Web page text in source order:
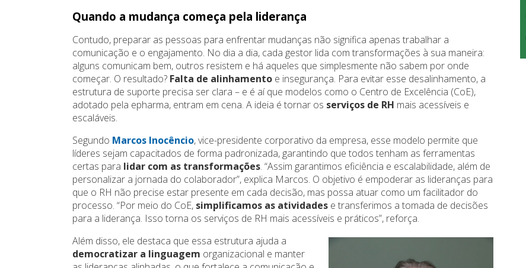
Quando a mudança começa pela liderança
Contudo, preparar as pessoas para enfrentar mudanças não significa apenas trabalhar a
comunicação e o engajamento. No dia a dia, cada gestor lida com transformações à sua maneira:
alguns comunicam bem, outros resistem e há aqueles que simplesmente não sabem por onde
começar. O resultado? Falta de alinhamento e insegurança. Para evitar esse desalinhamento, a
estrutura de suporte precisa ser clara – e é aí que modelos como o Centro de Excelência (CoE),
adotado pela epharma, entram em cena. A ideia é tornar os serviços de RH mais acessíveis e
escaláveis.
Segundo Marcos Inocêncio, vice-presidente corporativo da empresa, esse modelo permite que
líderes sejam capacitados de forma padronizada, garantindo que todos tenham as ferramentas
certas para lidar com as transformações. “Assim garantimos eficiência e escalabilidade, além de
personalizar a jornada do colaborador”, explica Marcos. O objetivo é empoderar as lideranças para
que o RH não precise estar presente em cada decisão, mas possa atuar como um facilitador do
processo. “Por meio do CoE, simplificamos as atividades e transferimos a tomada de decisões
para a liderança. Isso torna os serviços de RH mais acessíveis e práticos”, reforça.
Além disso, ele destaca que essa estrutura ajuda a
democratizar a linguagem organizacional e manter